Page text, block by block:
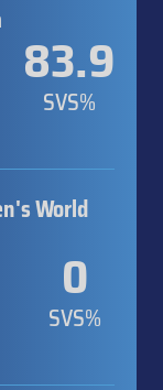
83.9
SVS%
World
0
SVS%